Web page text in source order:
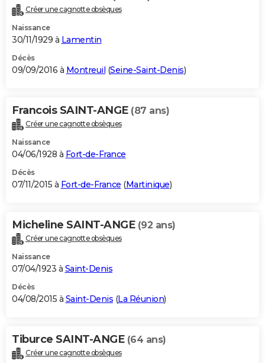
Créer une cagnotte obsèques
Naissance
30/11/1929 à Lamentin
Décès
09/09/2016 à Montreuil (Seine-Saint-Denis)
Francois SAINT-ANGE (87 ans)
Créer une cagnotte obsèques
Naissance
04/06/1928 à Fort-de-France
Décès
07/11/2015 à Fort-de-France (Martinique)
Micheline SAINT-ANGE (92 ans)
Créer une cagnotte obsèques
Naissance
07/04/1923 à Saint-Denis
Décès
04/08/2015 à Saint-Denis (La Réunion)
Tiburce SAINT-ANGE (64 ans)
Créer une cagnotte obsèques